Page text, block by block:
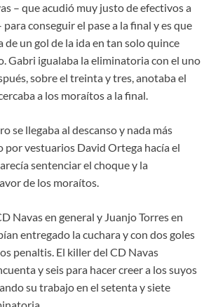
– que acudió muy justo de efectivos a
conseguir el pase a la final y es que
de un gol de la ida en tan solo quince
Gabri igualaba la eliminatoria con el uno
sobre el treinta y tres, anotaba el
a los moraítos a la final.
se llegaba al descanso y nada más
por vestuarios David Ortega hacía el
sentenciar el choque y la
de los moraítos.
Navas en general y Juanjo Torres en
entregado la cuchara y con dos goles
penaltis. El killer del CD Navas
y seis para hacer creer a los suyos
su trabajo en el setenta y siete